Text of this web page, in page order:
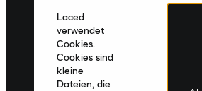
Melde dich für den Laced
Veröffentlichungen,
zugeschnittene
Laced
verwendet
Cookies.
Cookies sind
kleine
Dateien, die